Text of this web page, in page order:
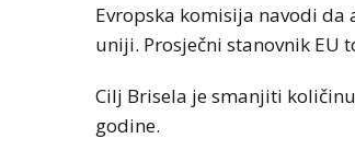
Evropska komisija navodi
uniji. Prosječni stanovnik EU
Cilj Brisela je smanjiti
godine.